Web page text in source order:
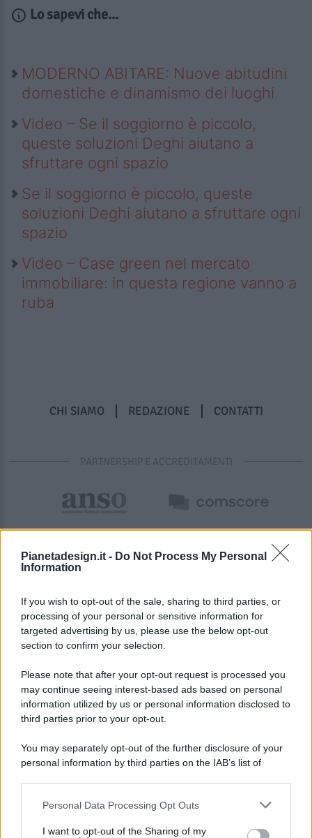
Pianetadesign.it - Do Not Process My Personal
Information
If you wish to opt-out of the sale, sharing to third parties, or
processing of your personal or sensitive information for
targeted advertising by us, please use the below opt-out
section to confirm your selection.
Please note that after your opt-out request is processed you
may continue seeing interest-based ads based on personal
information utilized by us or personal information disclosed to
third parties prior to your opt-out.
You may separately opt-out of the further disclosure of your
personal information by third parties on the IAB’s list of
This information may also be disclosed by us to third parties
Personal Data Processing Opt Outs
I want to opt-out of the Sharing of my
Lo sapevi che...
MODERNO ABITARE: Nuove abitudini
domestiche e dinamismo dei luoghi
Video – Se il soggiorno è piccolo,
queste soluzioni Deghi aiutano a
sfruttare ogni spazio
Se il soggiorno è piccolo, queste
soluzioni Deghi aiutano a sfruttare ogni
spazio
Video – Case green nel mercato
immobiliare: in questa regione vanno a
ruba
CHI SIAMO REDAZIONE CONTATTI
PARTNERSHIP E ACCREDITAMENTI
© 2026 - Pianeta Design - P.IVA 04827280654 - Testata
Registrata Al Tribunale Di Nocera Inferiore N. 8/2020 - RG N.
ISCRIZIONE AL ROC N. 35792 – ISCRITTA ALL’ANSO
(ASSOCIAZIONE NAZIONALE STAMPA ONLINE)
PREFERENZE PRIVACY